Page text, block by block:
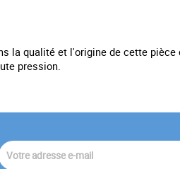
la qualité et l'origine de cette
pression.